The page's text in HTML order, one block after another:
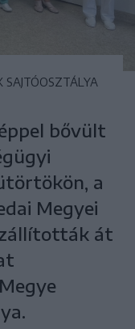
SAJTÓOSZTÁLYA
bővült
a
Megyei
át